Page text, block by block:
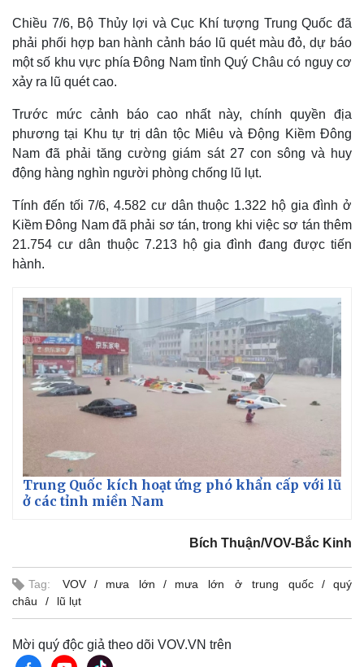
Thế giới
Quan sát
Hồ sơ
Multimedia
E-Magazine
Infographic
Chiều 7/6, Bộ Thủy lợi và Cục Khí tượng Trung Quốc đã
phải phối hợp ban hành cảnh báo lũ quét màu đỏ, dự báo
một số khu vực phía Đông Nam tỉnh Quý Châu có nguy cơ
xảy ra lũ quét cao.
Trước mức cảnh báo cao nhất này, chính quyền địa
phương tại Khu tự trị dân tộc Miêu và Động Kiềm Đông
Nam đã phải tăng cường giám sát 27 con sông và huy
động hàng nghìn người phòng chống lũ lụt.
Tính đến tối 7/6, 4.582 cư dân thuộc 1.322 hộ gia đình ở
Kiềm Đông Nam đã phải sơ tán, trong khi việc sơ tán thêm
21.754 cư dân thuộc 7.213 hộ gia đình đang được tiến
hành.
Trung Quốc kích hoạt ứng phó khẩn cấp với lũ
ở các tỉnh miền Nam
Bích Thuận/VOV-Bắc Kinh
Tag: VOV mưa lớn mưa lớn ở trung quốc
quý
châu
lũ lụt
Mời quý độc giả theo dõi VOV.VN trên